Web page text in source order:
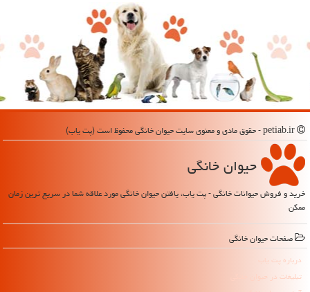
حیوان خانگی
خرید و فروش حیوانات خانگی - پت یاب، یافتن حیوان خانگی مورد علاقه شما در سریع ترین زمان
ممکن
صفحات حیوان خانگی
درباره پت یاب
تبلیغات در حیوان خانگی